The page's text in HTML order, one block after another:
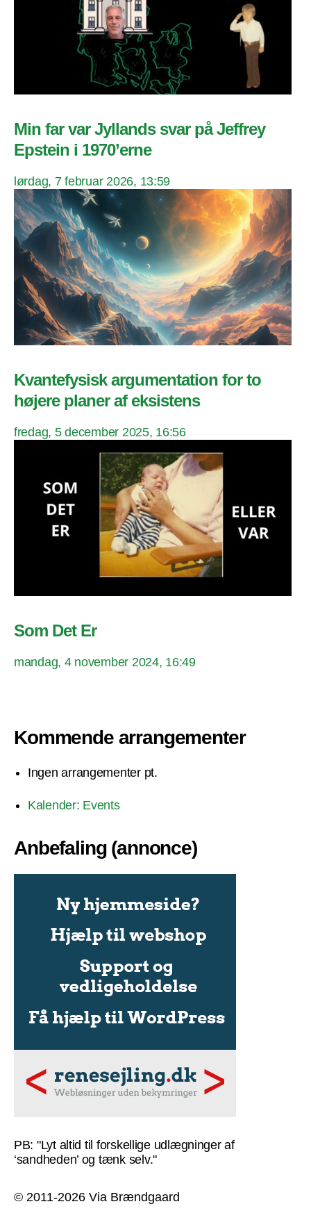
Min far var Jyllands svar på Jeffrey
Epstein i 1970’erne
lørdag, 7 februar 2026, 13:59
Kvantefysisk argumentation for to
højere planer af eksistens
fredag, 5 december 2025, 16:56
Som Det Er
mandag, 4 november 2024, 16:49
Kommende arrangementer
Ingen arrangementer pt.
Kalender: Events
Anbefaling (annonce)
PB: "Lyt altid til forskellige udlægninger af
‘sandheden’ og tænk selv."
© 2011-2026 Via Brændgaard